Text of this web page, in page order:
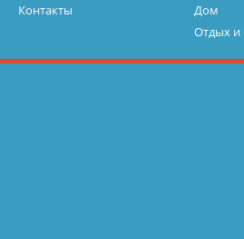
Контакты
Дом
Отдых и